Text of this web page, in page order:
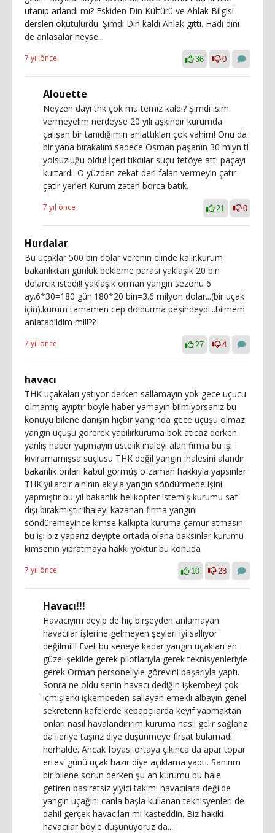
utanıp arlandı mı? Eskiden Din Kültürü ve Ahlak Bilgisi
dersleri okutulurdu. Şimdi Din kaldı Ahlak gitti. Hadi dini
de anlasalar neyse...
7 yıl önce 36 0
Alouette
Neyzen dayı thk çok mu temiz kaldı? Şimdi isim
vermeyelim nerdeyse 20 yılı aşkındır kurumda
çalışan bir tanıdığımın anlattıkları çok vahim! Onu da
bir yana bırakalım sadece Osman paşanın 30 mlyn tl
yolsuzluğu oldu! İçeri tıkdılar suçu fetöye attı paçayı
kurtardı. O yüzden zekat deri falan vermeyin çatır
çatır yerler! Kurum zaten borca batık.
7 yıl önce 21 0
Hurdalar
Bu uçaklar 500 bin dolar verenin elinde kalır.kurum
bakanliktan günlük bekleme parası yaklaşık 20 bin
dolarcik istedi!! yaklaşık orman yangın sezonu 6
ay.6*30=180 gün.180*20 bin=3.6 milyon dolar...(bir uçak
için).kurum tamamen cep doldurma peşindeydi...bilmem
anlatabildim mi!!??
7 yıl önce 27 4
havacı
THK uçakaları yatıyor derken sallamayın yok gece uçucu
olmamış ayıptır böyle haber yamayın bilmiyorsanız bu
konuyu bilene danışın hiçbir yangında gece uçuşu olmaz
yangın uçuşu görerek yapılırkuruma bok atıcaz derken
yanlış haber yapmayın üstelik ihaleyi alan firma bu işi
kıvıramamışsa suçlusu THK değil yangın ihalesini alandır
bakanlık onları kabul görmüş o zaman hakkıyla yapsınlar
THK yıllardır alnının akıyla yangın söndürmede işini
yapmıştır bu yıl bakanlık helikopter istemiş kurumu saf
dışı bırakmıştır ihaleyi kazanan firma yangını
söndüremeyince kimse kalkıpta kuruma çamur atmasın
bu işi biz yaparız deyipte ortada olana baksınlar kurumu
kimsenin yıpratmaya hakkı yoktur bu konuda
7 yıl önce 10 28
Havacı!!!
Havacıyım deyip de hiç birşeyden anlamayan
havacılar işlerine gelmeyen şeyleri iyi sallıyor
değilmi!!! Evet bu seneye kadar yangın uçakları en
güzel şekilde gerek pilotlarıyla gerek teknisyenleriyle
gerek Orman personeliyle görevini başarıyla yaptı.
Sonra ne oldu senin havacı dediğin işkembeyi çok
içmişlerki işkembeden sallayan emekli albayın genel
sekreterin kafelerde kebapçılarda keyif yapmaktan
onları nasıl havalandırırım kuruma nasıl gelir sağlarız
da ileriye taşırız diye düşünmeye fırsat bulamadı
herhalde. Ancak foyası ortaya çıkınca da apar topar
ertesi günü uçak hazır diye açıklama yaptı. Sanırım
bir bilene sorun derken şu an kurumu bu hale
getiren basiretsiz yiyici takımı havacılara değilde
yangın uçağını canla başla kullanan teknisyenleri de
dahil gerçek havacıları mı kasteddin. Biz hakiki
havacılar böyle düşünüyoruz da...